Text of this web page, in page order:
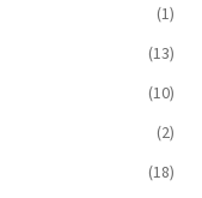
(1)
(13)
(10)
(2)
(18)